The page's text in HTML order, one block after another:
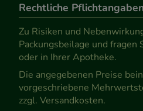
Rechtliche
Zu Risiken und
Packungsbeilage und
oder in Ihrer Apotheke.
Die angegebenen Preise
vorgeschriebene
zzgl. Versandkosten.